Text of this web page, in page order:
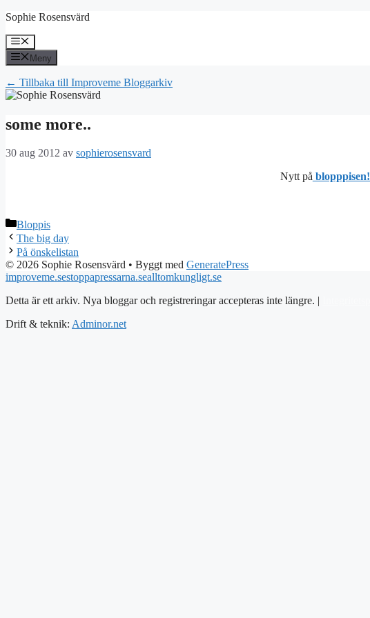
Hoppa
innehåll
Sophie Rosensvärd
Meny
Meny
← Tillbaka till Improveme Bloggarkiv
some more..
30 aug 2012 av sophierosensvard
Nytt påblopppisen!
Kategorier
Bloppis
The big day
På önskelistan
© 2026 Sophie Rosensvärd • Byggt med GeneratePress
improveme.sestoppapressarna.sealltomkungligt.se
Detta är ett arkiv. Nya bloggar och registreringar accepteras inte längre. |
Drift & teknik: Adminor.net